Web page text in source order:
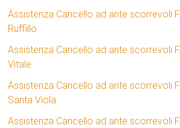
Assistenza Cancello ad ante scorrevoli
Ruffillo
Assistenza Cancello ad ante scorrevoli
Vitale
Assistenza Cancello ad ante scorrevoli
Santa Viola
Assistenza Cancello ad ante scorrevoli